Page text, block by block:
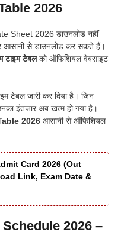
2026
Sheet 2026 डाउनलोड नहीं
आसानी से डाउनलोड कर सकते हैं।
टाइम टेबलको ऑफिशियल वेबसाइट
टेबल जारी कर दिया है। जिन
इंतजार अब खत्म हो गया है।
2026 आसानी से ऑफिशियल
Card 2026 (Out
Link, Exam Date &
2026 –